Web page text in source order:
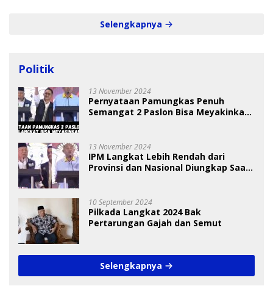
Selengkapnya
Politik
13 November 2024
Pernyataan Pamungkas Penuh
Semangat 2 Paslon Bisa Meyakinkan
13 November 2024
IPM Langkat Lebih Rendah dari
Provinsi dan Nasional Diungkap Saat
10 September 2024
Pilkada Langkat 2024 Bak
Pertarungan Gajah dan Semut
Selengkapnya